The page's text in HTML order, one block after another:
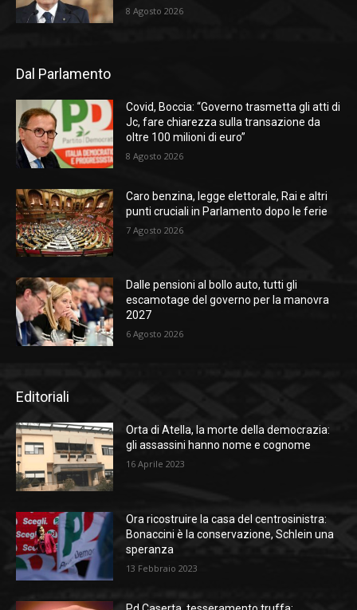
8 Agosto 2026
Dal Parlamento
Covid, Boccia: “Governo trasmetta gli atti di
Jc, fare chiarezza sulla transazione da
oltre 100 milioni di euro”
8 Agosto 2026
Caro benzina, legge elettorale, Rai e altri
punti cruciali in Parlamento dopo le ferie
7 Agosto 2026
Dalle pensioni al bollo auto, tutti gli
escamotage del governo per la manovra
2027
6 Agosto 2026
Editoriali
Orta di Atella, la morte della democrazia:
gli assassini hanno nome e cognome
16 Aprile 2023
Ora ricostruire la casa del centrosinistra:
Bonaccini è la conservazione, Schlein una
speranza
13 Febbraio 2023